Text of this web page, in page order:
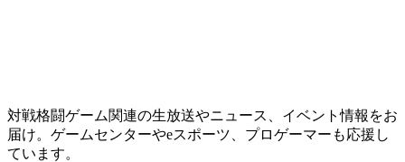
対戦格闘ゲーム関連の生放送やニュース、イベント情報をお
届け。ゲームセンターやeスポーツ、プロゲーマーも応援し
ています。